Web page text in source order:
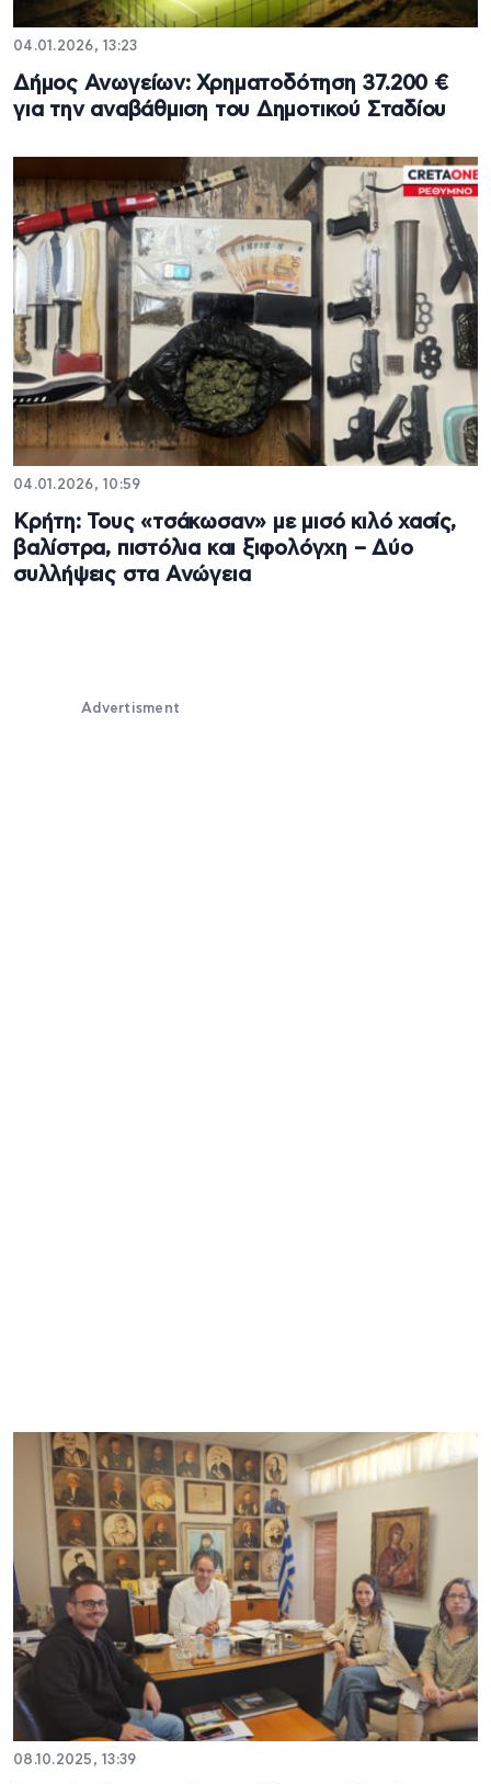
04.01.2026, 13:23
Δήμος Ανωγείων: Χρηματοδότηση 37.200 €
για την αναβάθμιση του Δημοτικού Σταδίου
04.01.2026, 10:59
Κρήτη: Τους «τσάκωσαν» με μισό κιλό χασίς,
βαλίστρα, πιστόλια και ξιφολόγχη – Δύο
συλλήψεις στα Ανώγεια
Advertisment
08.10.2025, 13:39